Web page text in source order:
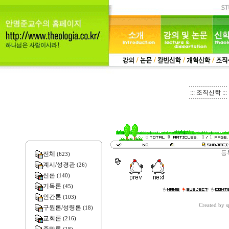
::: 조직신학 :::
0 1 1
전체 (623)
계시/성경관 (26)
신론 (140)
기독론 (45)
인간론 (103)
구원론/성령론 (18)
교회론 (216)
등
Created by